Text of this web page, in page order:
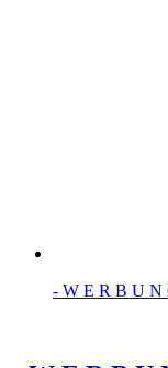
- W Ε R Β U Ν